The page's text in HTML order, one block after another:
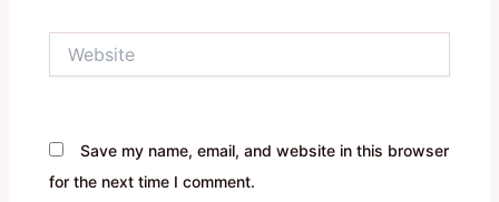
Save my name, email, and website in this browser
for the next time I comment.